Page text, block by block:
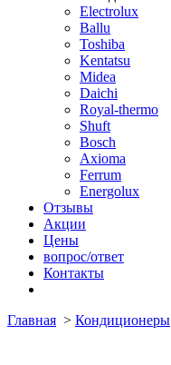
Electrolux
Ballu
Toshiba
Kentatsu
Midea
Daichi
Royal-thermo
Shuft
Bosch
Axioma
Ferrum
Energolux
Отзывы
Акции
Цены
вопрос/ответ
Контакты
Главная > Кондиционеры